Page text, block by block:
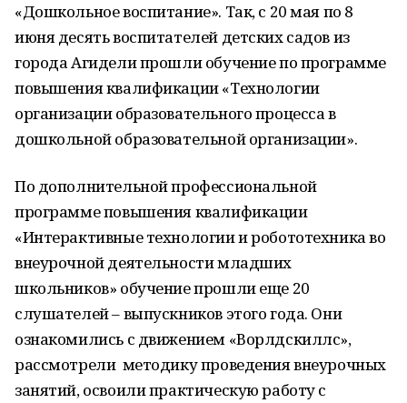
«Дошкольное воспитание». Так, с 20 мая по 8
июня десять воспитателей детских садов из
города Агидели прошли обучение по программе
повышения квалификации «Технологии
организации образовательного процесса в
дошкольной образовательной организации».
По дополнительной профессиональной
программе повышения квалификации
«Интерактивные технологии и робототехника во
внеурочной деятельности младших
школьников» обучение прошли еще 20
слушателей – выпускников этого года. Они
ознакомились с движением «Ворлдскиллс»,
рассмотрели методику проведения внеурочных
занятий, освоили практическую работу с